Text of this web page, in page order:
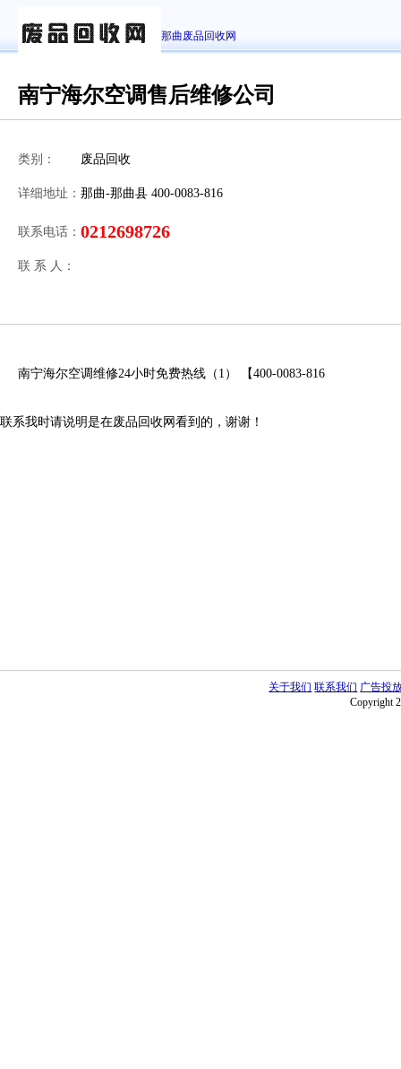
那曲废品回收网
南宁海尔空调售后维修公司
类别： 废品回收
详细地址： 那曲-那曲县 400-0083-816
联系电话： 0212698726
联 系 人：
南宁海尔空调维修24小时免费热线（1） 【400-0083-816
联系我时请说明是在废品回收网看到的，谢谢！
关于我们 联系我们 广告投
Copyright